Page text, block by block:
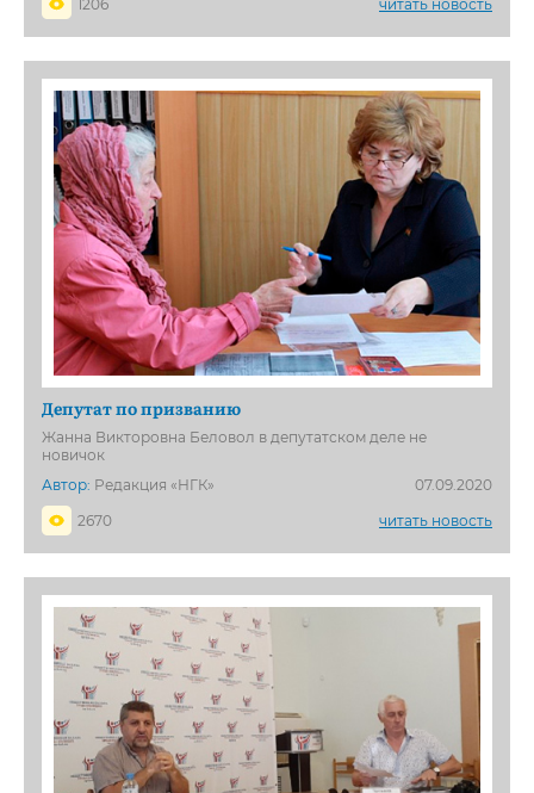
1206 читать новость
Депутат по призванию
Жанна Викторовна Беловол в депутатском деле не
новичок
Автор: Редакция «НГК»
07.09.2020
2670
читать новость